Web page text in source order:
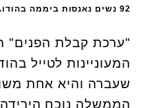
92 נשים נאנסות ביממה בהודו. צילום: shutterstock
"ערכת קבלת הפנים"
המעוניינות לטייל
שעברה והיא אחת
הממשלה נוכח